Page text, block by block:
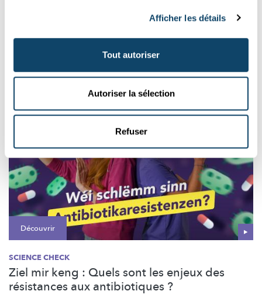
Afficher les détails
Tout autoriser
Autoriser la sélection
Refuser
Enquête sur la santé menstruelle et
gynécologique au Luxembourg
Cette enquête a pour but de recueillir des informations sur ton
Découvrir
SCIENCE CHECK
Ziel mir keng : Quels sont les enjeux des
résistances aux antibiotiques ?